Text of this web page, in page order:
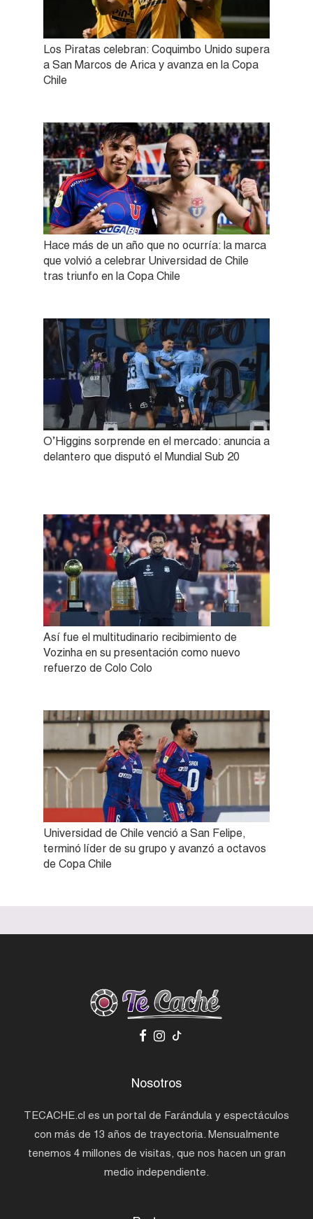
Los Piratas celebran: Coquimbo Unido supera
a San Marcos de Arica y avanza en la Copa
Chile
Hace más de un año que no ocurría: la marca
que volvió a celebrar Universidad de Chile
tras triunfo en la Copa Chile
O’Higgins sorprende en el mercado: anuncia a
delantero que disputó el Mundial Sub 20
Así fue el multitudinario recibimiento de
Vozinha en su presentación como nuevo
refuerzo de Colo Colo
Universidad de Chile venció a San Felipe,
terminó líder de su grupo y avanzó a octavos
de Copa Chile
Nosotros
TECACHE.cl es un portal de Farándula y espectáculos
con más de 13 años de trayectoria. Mensualmente
tenemos 4 millones de visitas, que nos hacen un gran
medio independiente.